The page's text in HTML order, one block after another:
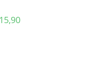
15,90Current
price